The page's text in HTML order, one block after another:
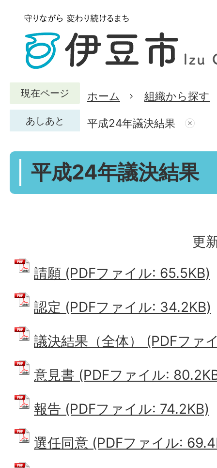
現在ページ ホーム 組織から探す
あしあと 平成24年議決結果
平成24年議決結果
更
請願 (PDFファイル: 65.5KB)
認定 (PDFファイル: 34.2KB)
議決結果（全体） (PDFファ
意見書 (PDFファイル:
報告 (PDFファイル: 74.2KB)
選任同意 (PDFファイル: